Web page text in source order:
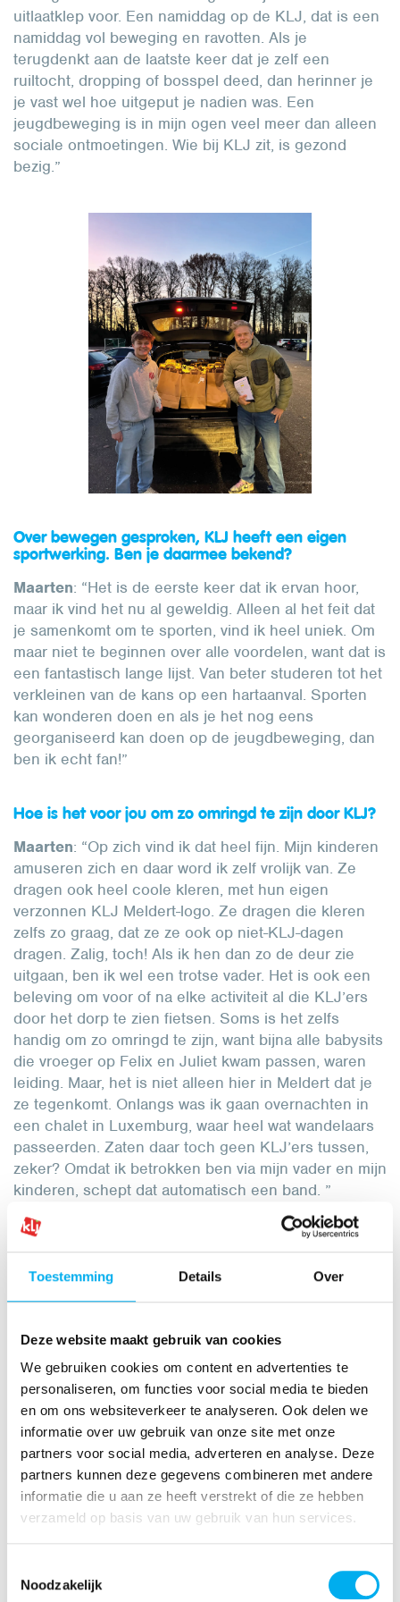
Toestemming Details Over
Deze website maakt gebruik van cookies
We gebruiken cookies om content en advertenties te
personaliseren, om functies voor social media te bieden
en om ons websiteverkeer te analyseren. Ook delen we
informatie over uw gebruik van onze site met onze
partners voor social media, adverteren en analyse. Deze
partners kunnen deze gegevens combineren met andere
informatie die u aan ze heeft verstrekt of die ze hebben
verzameld op basis van uw gebruik van hun services.
Noodzakelijk
uitlaatklep voor. Een namiddag op de KLJ, dat is een
namiddag vol beweging en ravotten. Als je
terugdenkt aan de laatste keer dat je zelf een
ruiltocht, dropping of bosspel deed, dan herinner je
je vast wel hoe uitgeput je nadien was. Een
jeugdbeweging is in mijn ogen veel meer dan alleen
sociale ontmoetingen. Wie bij KLJ zit, is gezond
bezig.”
Over bewegen gesproken, KLJ heeft een eigen
sportwerking. Ben je daarmee bekend?
Maarten: “Het is de eerste keer dat ik ervan hoor,
maar ik vind het nu al geweldig. Alleen al het feit dat
je samenkomt om te sporten, vind ik heel uniek. Om
maar niet te beginnen over alle voordelen, want dat is
een fantastisch lange lijst. Van beter studeren tot het
verkleinen van de kans op een hartaanval. Sporten
kan wonderen doen en als je het nog eens
georganiseerd kan doen op de jeugdbeweging, dan
ben ik echt fan!”
Hoe is het voor jou om zo omringd te zijn door KLJ?
Maarten: “Op zich vind ik dat heel fijn. Mijn kinderen
amuseren zich en daar word ik zelf vrolijk van. Ze
dragen ook heel coole kleren, met hun eigen
verzonnen KLJ Meldert-logo. Ze dragen die kleren
zelfs zo graag, dat ze ze ook op niet-KLJ-dagen
dragen. Zalig, toch! Als ik hen dan zo de deur zie
uitgaan, ben ik wel een trotse vader. Het is ook een
beleving om voor of na elke activiteit al die KLJ’ers
door het dorp te zien fietsen. Soms is het zelfs
handig om zo omringd te zijn, want bijna alle babysits
die vroeger op Felix en Juliet kwam passen, waren
leiding. Maar, het is niet alleen hier in Meldert dat je
ze tegenkomt. Onlangs was ik gaan overnachten in
een chalet in Luxemburg, waar heel wat wandelaars
passeerden. Zaten daar toch geen KLJ’ers tussen,
zeker? Omdat ik betrokken ben via mijn vader en mijn
kinderen, schept dat automatisch een band. ”
Merk je een verschil tussen de verhalen die je vader
jeugdbeweging, maar dat er ook nog steeds veel
parallellen zijn met vroeger. Dat tijdloze karakter is
wat ik er net zo mooi aan vind. Anno 2025 pakken ze
hun fiets en trekken ze de natuur in, net zoals ze dit
deden in de jaren zestig.”
"Tijdens de jaarlijkse
ontbijtverkoop ben ik de